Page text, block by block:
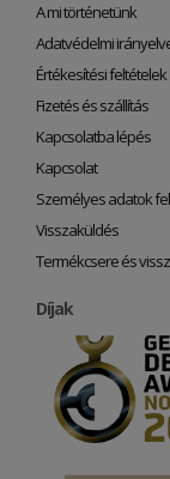
A mi történetünk
Adatvédelmi
Értékesítési feltételek
Fizetés és szállítás
Kapcsolatba lépés
Kapcsolat
Személyes adatok
Visszaküldés
Termékcsere és
Díjak